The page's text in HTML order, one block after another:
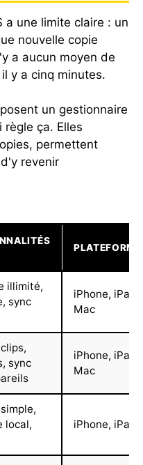
a une limite claire : un
nouvelle copie
a aucun moyen de
y a cinq minutes.
un gestionnaire
ça. Elles
permettent
revenir
illimité,
sync
iPhone, iPad,
Mac
sync
iPhone, iPad,
Mac
local,
iPhone, iPad